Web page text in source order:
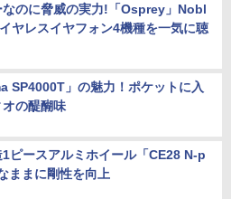
なのに脅威の実力!「Osprey」Nobl
ヤレスイヤフォン4機種を一気に聴
SP4000T」の魅力！ポケットに入
の醍醐味
1ピースアルミホイール「CE28 N-p
ままに剛性を向上